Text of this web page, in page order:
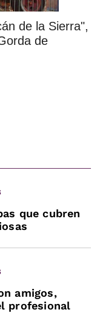
de la Sierra",
de
que cubren
amigos,
profesional